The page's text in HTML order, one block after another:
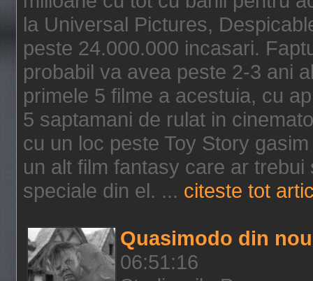
la Universal Pictures,
peste 24.000.000 incasari.
probabil va avea peste 2-3 ani
primele 5 filme a acestuia, cu
5 saptamani de rulat in
cu un loc peste Toy Story
un alt film fantasy care ar
speciale din el. ... citeste tot
Quasimodo din
06:51:16